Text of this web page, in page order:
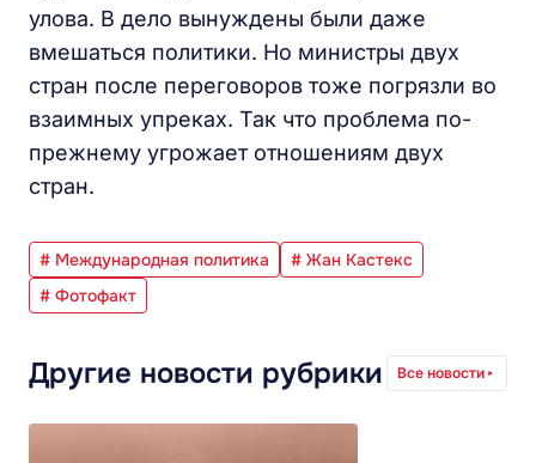
улова. В дело вынуждены были даже
вмешаться политики. Но министры двух
стран после переговоров тоже погрязли во
взаимных упреках. Так что проблема по-
прежнему угрожает отношениям двух
стран.
# Международная политика
# Жан Кастекс
# Фотофакт
Другие новости рубрики Все новости